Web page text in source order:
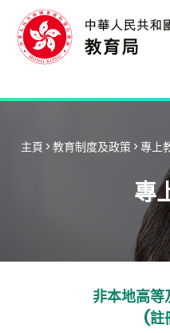
主頁 >教育制度及政策 >專上
專
非本地高等
(註